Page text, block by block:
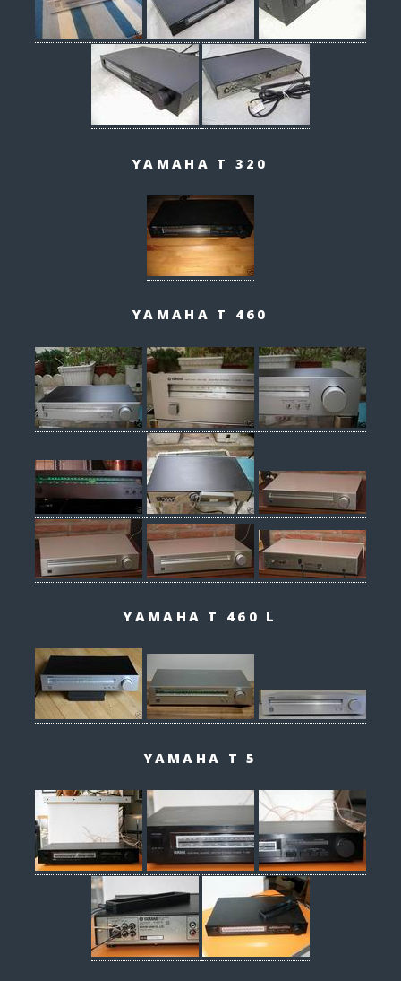
YAMAHA T 320
YAMAHA T 460
YAMAHA T 460 L
YAMAHA T 5